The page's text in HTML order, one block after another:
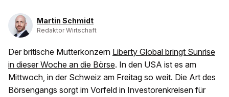
Martin Schmidt
Redaktor Wirtschaft
Der britische Mutterkonzern Liberty Global bringt Sunrise
in dieser Woche an die Börse. In den USA ist es am
Mittwoch, in der Schweiz am Freitag so weit. Die Art des
Börsengangs sorgt im Vorfeld in Investorenkreisen für